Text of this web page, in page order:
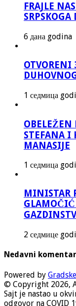
FRAJLE
6 дана godina
OTVORENI
1 седмица
OBELEŽEN
STEFANA I
MANASIJE
1 седмица
MINISTAR
GLAMOČIĆ
2 седмице
Nedavni
Powered by
© Copyright 2026,
Sajt je nastao u
odgovor na COVID